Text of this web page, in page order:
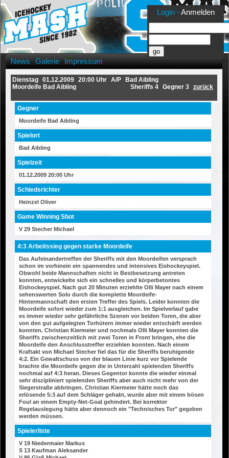
News Galerie Impressum
Dienstag 01.12.2009 20:00 Uhr A/P
Bad Aibling
Moordeife Bad Aibling
zurück
Sheriffs 4 Gegner 3
Gegner
Moordeife Bad Aibling
Spielort
Bad Aibling
Spielzeit
01.12.2009 20:00 Uhr
Schiedsrichter
Heinzel Oliver
Game Winning Shot
V 29 Stecher Michael
4:3 Arbeitssieg gegen starke Moordeife
Das Aufeinandertreffen der Sheriffs mit den Moordeifen versprach
schon im vorhinein ein spannendes und intensives Eishockeyspiel.
Obwohl beide Mannschaften nicht in Bestbesetzung antreten
konnten, entwickelte sich ein schnelles und körperbetontes
Eishockeyspiel. Nach gut 20 Minuten erziehlte Olli Mayer nach einem
sehenswerten Solo durch die komplette Moordeife-
Hintermannschaft den ersten Treffer des Spiels. Leider konnten die
Moordeife sofort wieder zum 1:1 ausgleichen. Im Spielverlauf gabe
es immer wieder sehr gefährliche Szenen vor beiden Toren, die aber
von den gut aufgelegten Torhütern immer wieder entschärft werden
konnten. Christian Kiermeier und nochmals Olli Mayer konnten die
Sheriffs zwischenzeitlich mit zwei Toren in Front bringen, ehe die
Moordeife den Anschlusstreffer erziehlen konnten. Nach einem
Kraftakt von Michael Stecher fiel das für die Sheriffs beruhigende
4:2. Ein Gewaltschuss von der blauen Linie kurz vor Spielende
brachte die Moordeife gegen die in Unterzahl spielenden Sheriffs
nochmal auf 4:3 heran. Dieses Gegentor konnte die wieder einmal
sehr diszipliniert spielenden Sheriffs aber auch nicht mehr von der
Siegerstraße abbringen. Christian Kiermeier hätte noch das
erlösende 5:3 auf dem Schläger gehabt, wurde aber mit einem bösen
Foul an einem Empty-Net-Goal gehindert. Bei korrekter
Regelauslegung hätte aber dennoch ein "Technisches Tor" gegeben
werden müssen.
Spielerliste
V 19 Niedermaier Markus
S 13 Kaufman Aleksander
Login -Anmelden